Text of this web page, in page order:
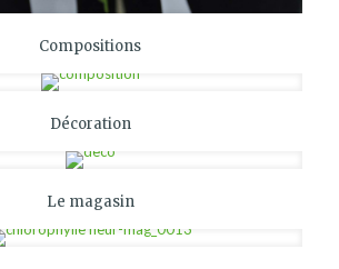
Compositions
Décoration
Le magasin